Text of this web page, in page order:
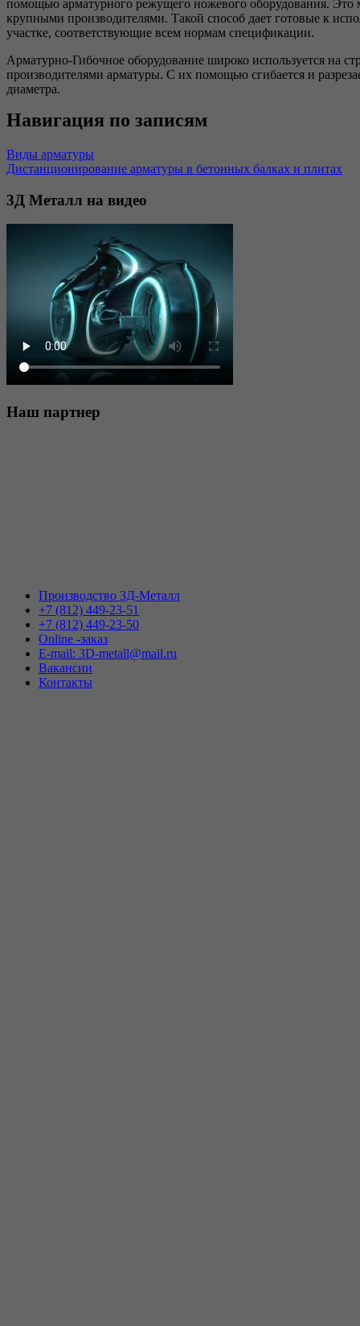
помощью арматурного режущего ножевого оборудования.
крупными производителями. Такой способ дает готовые к
участке, соответствующие всем нормам спецификации.
Арматурно-Гибочное оборудование широко используется на
производителями арматуры. С их помощью сгибается и
диаметра.
Навигация по записям
Виды арматуры
Дистанционирование арматуры в бетонных балках и плитах
3Д Металл на видео
Наш партнер
Производство 3Д-Металл
+7 (812) 449-23-51
+7 (812) 449-23-50
Online -заказ
E-mail: 3D-metall@mail.ru
Вакансии
Контакты